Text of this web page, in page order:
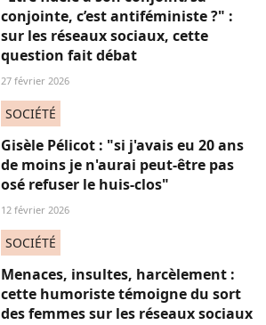
conjointe, c’est antiféministe ?" :
sur les réseaux sociaux, cette
question fait débat
27 février 2026
SOCIÉTÉ
Gisèle Pélicot : "si j'avais eu 20 ans
de moins je n'aurai peut-être pas
osé refuser le huis-clos"
12 février 2026
SOCIÉTÉ
Menaces, insultes, harcèlement :
cette humoriste témoigne du sort
des femmes sur les réseaux sociaux